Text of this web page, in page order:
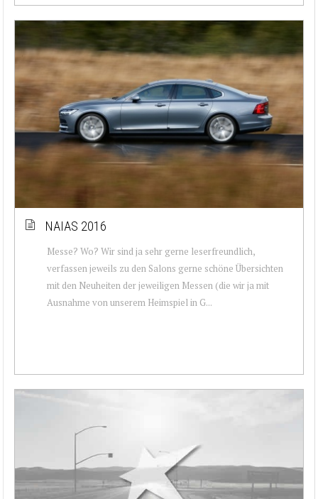
NAIAS 2016
Messe? Wo? Wir sind ja sehr gerne leserfreundlich,
verfassen jeweils zu den Salons gerne schöne Übersichten
mit den Neuheiten der jeweiligen Messen (die wir ja mit
Ausnahme von unserem Heimspiel in G...